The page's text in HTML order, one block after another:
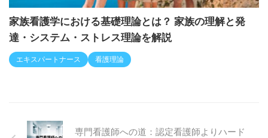
家族看護学における基礎理論とは？ 家族の理解と発
達・システム・ストレス理論を解説
エキスパートナース 看護理論
専門看護師への道：認定看護師よりハード